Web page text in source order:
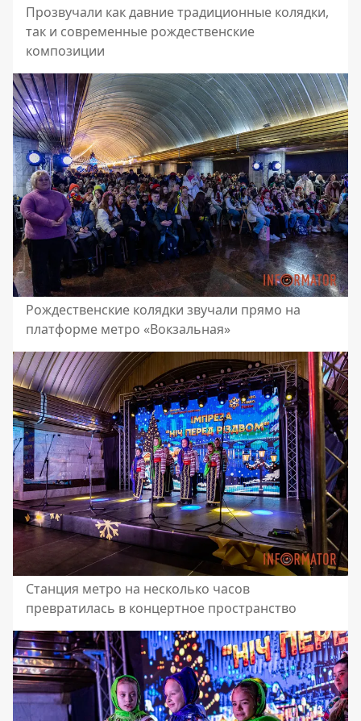
Прозвучали как давние традиционные колядки,
так и современные рождественские
композиции
Рождественские колядки звучали прямо на
платформе метро «Вокзальная»
Станция метро на несколько часов
превратилась в концертное пространство